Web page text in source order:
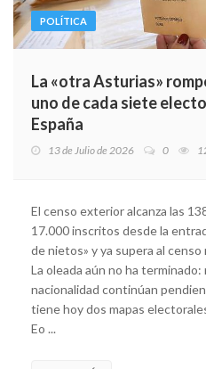
POLÍTICA
La «otra Asturias»
uno de cada siete
España
13 de Julio de 2026 0
El censo exterior alcanza las
17.000 inscritos desde la
de nietos» y ya supera al
La oleada aún no ha
nacionalidad continúan
tiene hoy dos mapas
Eo ...